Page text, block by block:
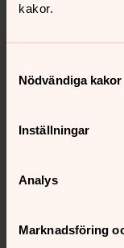
kakor.
Nödvändiga kakor
Inställningar
Analys
Marknadsföring
Kalender
Hitta snabbt